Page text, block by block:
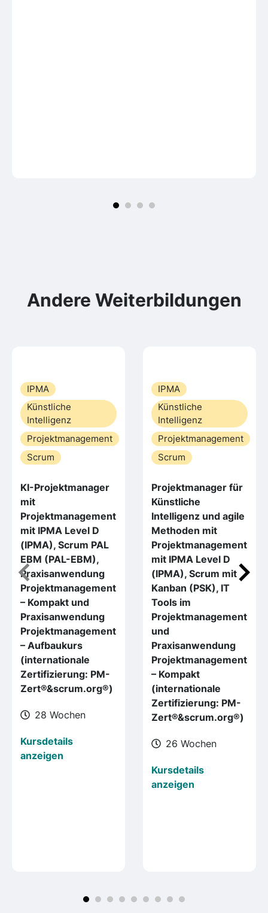
Andere Weiterbildungen
IPMA
Künstliche
Intelligenz
Projektmanagement
Scrum
KI-Projektmanager
mit
Projektmanagement
mit IPMA Level D
(IPMA), Scrum PAL
EBM (PAL-EBM),
Praxisanwendung
Projektmanagement
– Kompakt und
Praxisanwendung
Projektmanagement
– Aufbaukurs
(internationale
Zertifizierung: PM-
Zert®&scrum.org®)
28 Wochen
Kursdetails
anzeigen
IPMA
Künstliche
Intelligenz
Projektmanagement
Scrum
Projektmanager für
Künstliche
Intelligenz und agile
Methoden mit
Projektmanagement
mit IPMA Level D
(IPMA), Scrum mit
Kanban (PSK), IT
Tools im
Projektmanagement
und
Praxisanwendung
Projektmanagement
– Kompakt
(internationale
Zertifizierung: PM-
Zert®&scrum.org®)
26 Wochen
Kursdetails
anzeigen